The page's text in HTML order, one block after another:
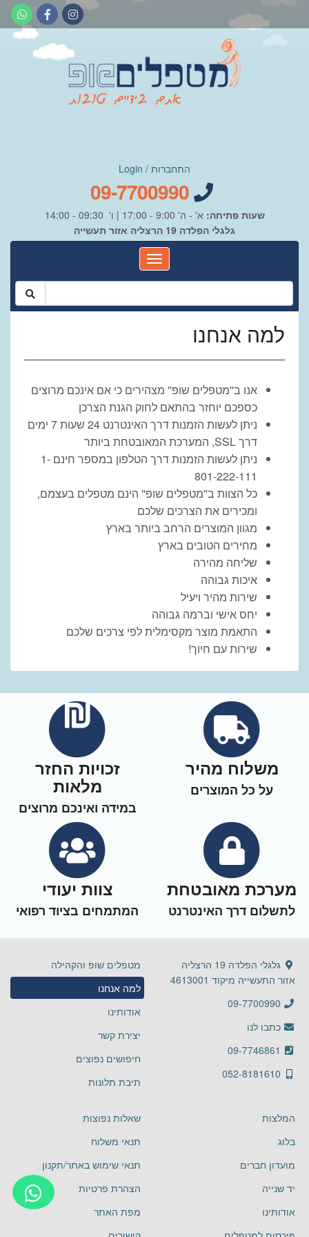
התחברות / Login
שעות פתיחה: א' - ה' 9:00 - 17:00 | ו' 09:30 - 14:00
גלגלי הפלדה 19 הרצליה אזור תעשייה
למה אנחנו
אנו ב''מטפלים שופ'' מצהירים כי אם אינכם מרוצים
כספכם יוחזר בהתאם לחוק הגנת הצרכן
ניתן לעשות הזמנות דרך האינטרנט 24 שעות 7 ימים
דרך SSL, המערכת המאובטחת ביותר
ניתן לעשות הזמנות דרך הטלפון במספר חינם 1-
801-222-111
כל הצוות ב''מטפלים שופ'' הינם מטפלים בעצמם,
ומכירים את הצרכים שלכם
מגוון המוצרים הרחב ביותר בארץ
מחירים הטובים בארץ
שליחה מהירה
איכות גבוהה
שירות מהיר ויעיל
יחס אישי וברמה גבוהה
התאמת מוצר מקסימלית לפי צרכים שלכם
שירות עם חיוך!
משלוח מהיר
על כל המוצרים
זכויות החזר
מלאות
במידה ואינכם מרוצים
מערכת מאובטחת
לתשלום דרך האינטרנט
צוות יעודי
המתמחים בציוד רפואי
גלגלי הפלדה 19 הרצליה
אזור התעשייה מיקוד 4613001
09-7700990
כתבו לנו
09-7746861
052-8181610
מטפלים שופ והקהילה
למה אנחנו
אודותינו
יצירת קשר
חיפושים נפוצים
תיבת תלונות
המלצות
בלוג
מועדון חברים
יד שנייה
אודותינו
שאלות נפוצות
תנאי משלוח
תנאי שימוש באתר/תקנון
הצהרת פרטיות
מפת האתר